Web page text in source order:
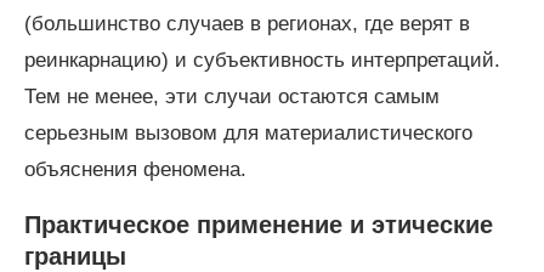
(большинство случаев в регионах, где верят в
реинкарнацию) и субъективность интерпретаций.
Тем не менее, эти случаи остаются самым
серьезным вызовом для материалистического
объяснения феномена.
Практическое применение и этические
границы